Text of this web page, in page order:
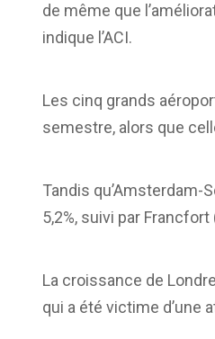
de même que
indique l’ACI.
Les cinq grands
semestre, alors que
Tandis qu’Amsterdam-
5,2%, suivi par Francfort
La croissance de
qui a été victime d’une